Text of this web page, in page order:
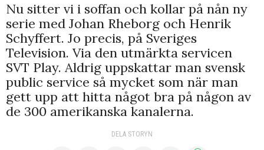
Nu sitter vi i soffan och kollar på nån ny
serie med Johan Rheborg och Henrik
Schyffert. Jo precis, på Sveriges
Television. Via den utmärkta servicen
SVT Play. Aldrig uppskattar man svensk
public service så mycket som när man
gett upp att hitta något bra på någon av
de 300 amerikanska kanalerna.
DELA STORYN